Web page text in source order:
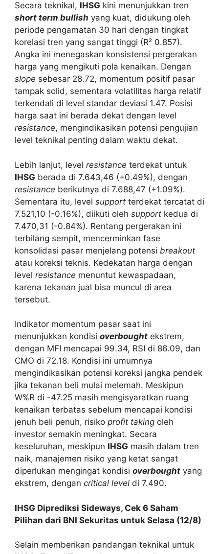
Secara teknikal, IHSG kini menunjukkan tren
short term bullish yang kuat, didukung oleh
periode pengamatan 30 hari dengan tingkat
korelasi tren yang sangat tinggi (R² 0.857).
Angka ini menegaskan konsistensi pergerakan
harga yang mengikuti pola kenaikan. Dengan
slope sebesar 28.72, momentum positif pasar
tampak solid, sementara volatilitas harga relatif
terkendali di level standar deviasi 1.47. Posisi
harga saat ini berada dekat dengan level
resistance, mengindikasikan potensi pengujian
level teknikal penting dalam waktu dekat.
Lebih lanjut, level resistance terdekat untuk
IHSG berada di 7.643,46 (+0.49%), dengan
resistance berikutnya di 7.688,47 (+1.09%).
Sementara itu, level support terdekat tercatat di
7.521,10 (-0.16%), diikuti oleh support kedua di
7.470,31 (-0.84%). Rentang pergerakan ini
terbilang sempit, mencerminkan fase
konsolidasi pasar menjelang potensi breakout
atau koreksi teknis. Kedekatan harga dengan
level resistance menuntut kewaspadaan,
karena tekanan jual bisa muncul di area
tersebut.
Indikator momentum pasar saat ini
menunjukkan kondisi overbought ekstrem,
dengan MFI mencapai 99.34, RSI di 86.09, dan
CMO di 72.18. Kondisi ini umumnya
mengindikasikan potensi koreksi jangka pendek
jika tekanan beli mulai melemah. Meskipun
W%R di -47.25 masih mengisyaratkan ruang
kenaikan terbatas sebelum mencapai kondisi
jenuh beli penuh, risiko profit taking oleh
investor semakin meningkat. Secara
keseluruhan, meskipun IHSG masih dalam tren
naik, manajemen risiko yang ketat sangat
diperlukan mengingat kondisi overbought yang
ekstrem, dengan critical level di 7.490.
IHSG Diprediksi Sideways, Cek 6 Saham
Pilihan dari BNI Sekuritas untuk Selasa (12/8)
Selain memberikan pandangan teknikal untuk